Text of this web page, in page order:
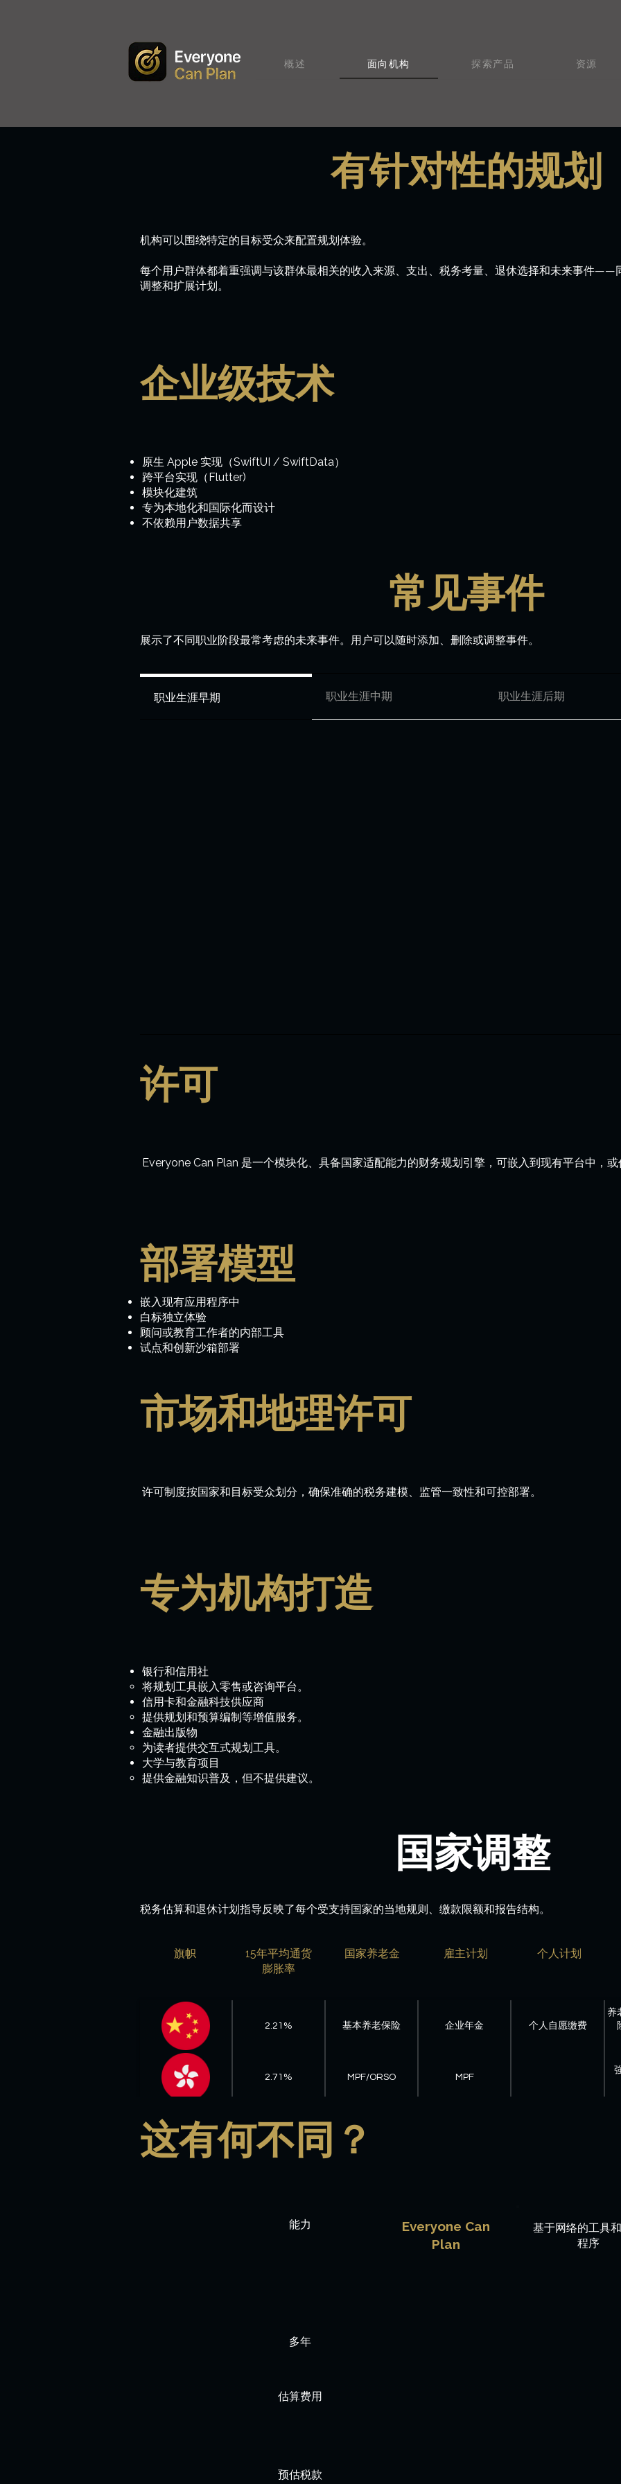
概述 面向机构 探索产品 资源
有针对性的规划
机构可以围绕特定的目标受众来配置规划体验。
每个用户群体都着重强调与该群体最相关的收入来源、支出、税务考量、退休选择和未来事件——
调整和扩展计划。
企业级技术
原生 Apple 实现（SwiftUI / SwiftData）
跨平台实现（Flutter)
模块化建筑
专为本地化和国际化而设计
不依赖用户数据共享
常见事件
展示了不同职业阶段最常考虑的未来事件。用户可以随时添加、删除或调整事件。
职业生涯早期 职业生涯中期 职业生涯后期
许可
Everyone Can Plan 是一个模块化、具备国家适配能力的财务规划引擎，可嵌入到现有平台中，
部署模型
嵌入现有应用程序中
白标独立体验
顾问或教育工作者的内部工具
试点和创新沙箱部署
市场和地理许可
许可制度按国家和目标受众划分，确保准确的税务建模、监管一致性和可控部署。
专为机构打造
银行和信用社
将规划工具嵌入零售或咨询平台。
信用卡和金融科技供应商
提供规划和预算编制等增值服务。
金融出版物
为读者提供交互式规划工具。
大学与教育项目
提供金融知识普及，但不提供建议。
国家调整
税务估算和退休计划指导反映了每个受支持国家的当地规则、缴款限额和报告结构。
旗帜
15年平均通货
膨胀率
国家养老金 雇主计划 个人计划
2.21% 基本养老保险 企业年金 个人自愿缴费
养
2.71% MPF/ORSO MPF
这有何不同？
能力
Everyone Can
Plan
基于网络的工具
程序
多年
估算费用
预估税款